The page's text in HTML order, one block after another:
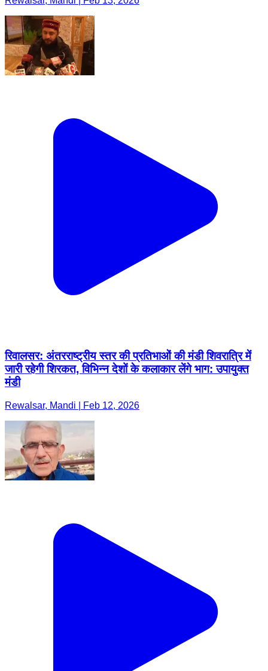
रिवालसर: अंतरराष्ट्रीय स्तर की प्रतिभाओं की मंडी शिवरात्रि में
जारी रहेगी शिरकत, विभिन्न देशों के कलाकार लेंगे भाग: उपायुक्त
मंडी
Rewalsar, Mandi | Feb 12, 2026